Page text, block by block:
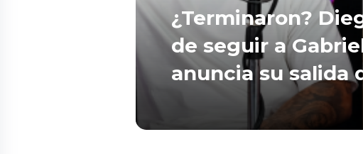
¿Terminaron?
de seguir a
anuncia su salida